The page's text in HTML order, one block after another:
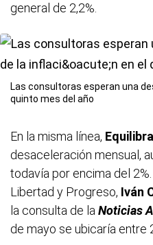
general de 2,2%.
Las consultoras esperan una
quinto mes del año
En la misma línea, Equilibra
desaceleración mensual,
todavía por encima del
Libertad y Progreso, Iván
la consulta de la Noticias
de mayo se ubicaría entre